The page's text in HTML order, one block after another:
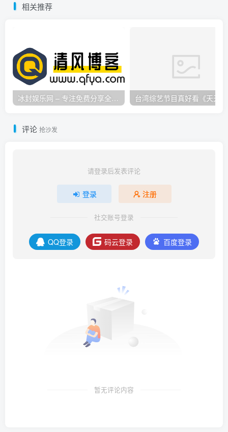
相关推荐
冰封娱乐网 – 专注免费分享全网优质资源,活动线报,实用软件,技术教程等内容标签
评论 抢沙发
请登录后发表评论
登录 注册
社交账号登录
QQ登录 码云登录 百度登录
暂无评论内容